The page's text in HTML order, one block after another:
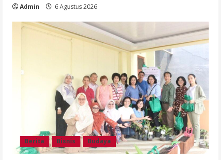
Admin 6 Agustus 2026
Berita Bisnis Budaya